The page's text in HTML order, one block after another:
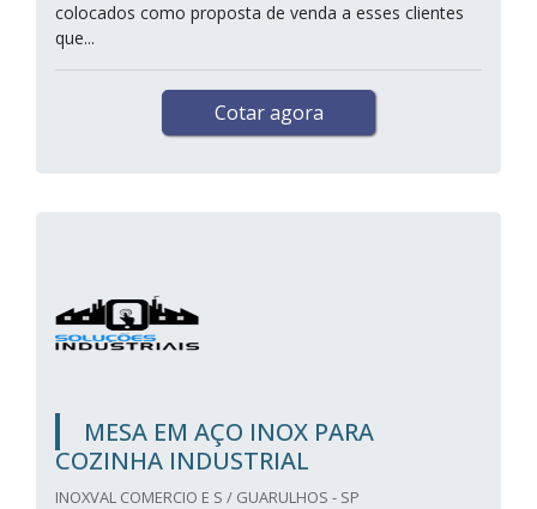
colocados como proposta de venda a esses clientes
que...
Cotar agora
MESA EM AÇO INOX PARA
COZINHA INDUSTRIAL
INOXVAL COMERCIO E S / GUARULHOS - SP